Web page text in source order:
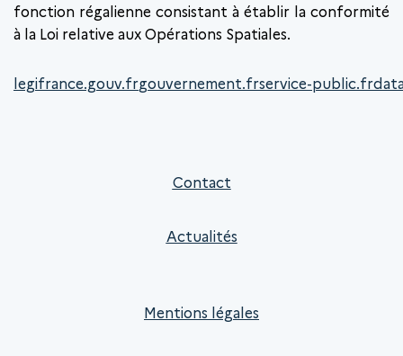
fonction régalienne consistant à établir la conformité
à la Loi relative aux Opérations Spatiales.
legifrance.gouv.frgouvernement.frservice-public.fr
Contact
Actualités
Mentions légales